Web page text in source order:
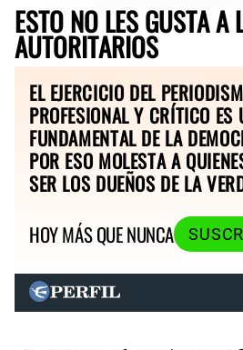
ESTO NO LES GUSTA A
AUTORITARIOS
EL EJERCICIO DEL
PROFESIONAL Y CRÍTICO ES
FUNDAMENTAL DE LA
POR ESO MOLESTA A
SER LOS DUEÑOS DE LA
HOY MÁS QUE NUNCA